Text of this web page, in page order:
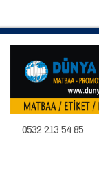
0532 213 54 85